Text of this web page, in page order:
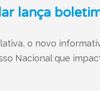
lança
o novo
Nacional que